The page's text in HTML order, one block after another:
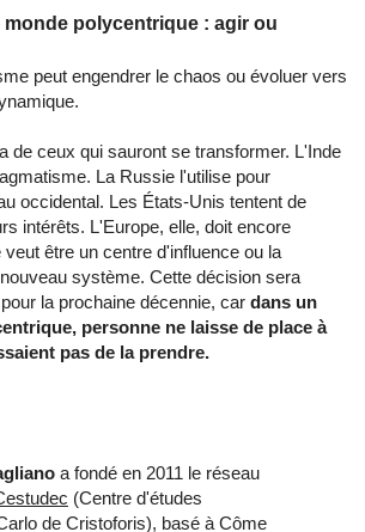
monde polycentrique : agir ou
peut engendrer le chaos ou évoluer vers
de ceux qui sauront se transformer. L'Inde
La Russie l'utilise pour
occidental. Les États-Unis tentent de
intérêts. L'Europe, elle, doit encore
veut être un centre d'influence ou la
système. Cette décision sera
la prochaine décennie, car dans un
personne ne laisse de place à
pas de la prendre.
a fondé en 2011 le réseau
(Centre d'études
de Cristoforis), basé à Côme